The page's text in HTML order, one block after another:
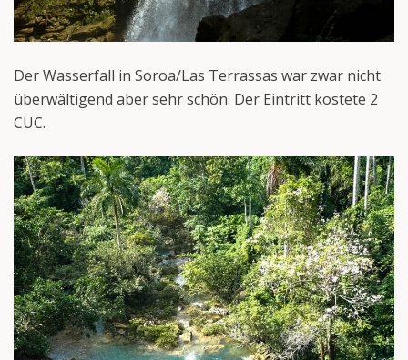
Der Wasserfall in Soroa/Las Terrassas war zwar nicht
überwältigend aber sehr schön. Der Eintritt kostete 2
CUC.